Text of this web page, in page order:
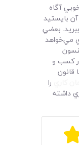
آگاه
بايستيد
بعضي
مي‌خواهد
کسب و
قانون
را
داشته